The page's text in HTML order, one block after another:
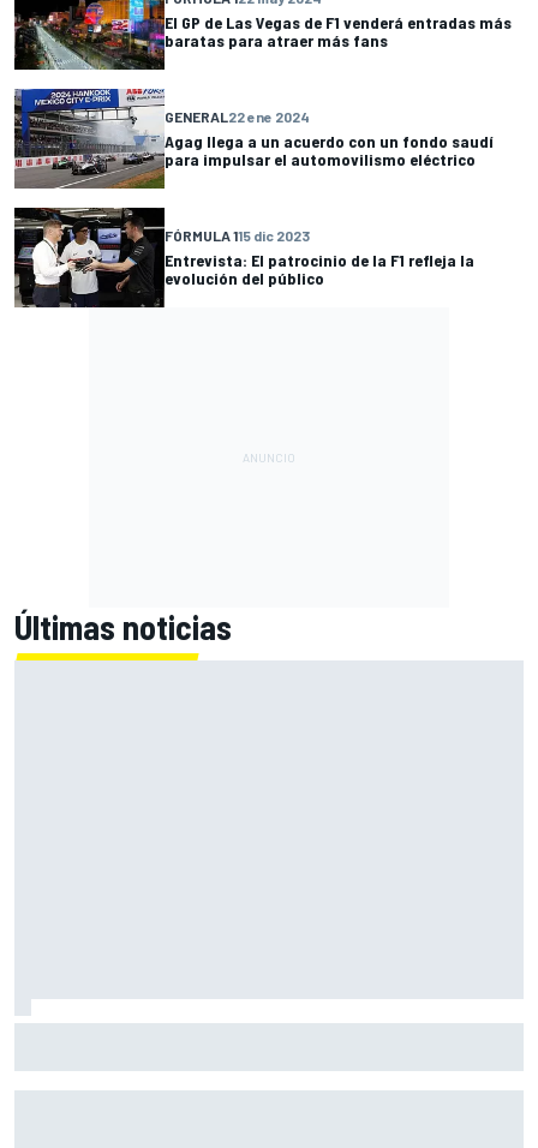
El GP de Las Vegas de F1 venderá entradas más
baratas para atraer más fans
GENERAL22 ene 2024
Agag llega a un acuerdo con un fondo saudí
para impulsar el automovilismo eléctrico
FÓRMULA 115 dic 2023
Entrevista: El patrocinio de la F1 refleja la
evolución del público
Últimas noticias